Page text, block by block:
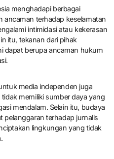
menghadapi berbagai
ancaman terhadap keselamatan
intimidasi atau kekerasan
itu, tekanan dari pihak
dapat berupa ancaman hukum
media independen juga
memiliki sumber daya yang
mendalam. Selain itu, budaya
pelanggaran terhadap jurnalis
lingkungan yang tidak